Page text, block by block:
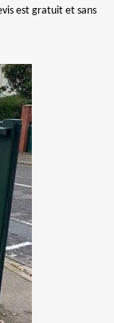
est gratuit et sans